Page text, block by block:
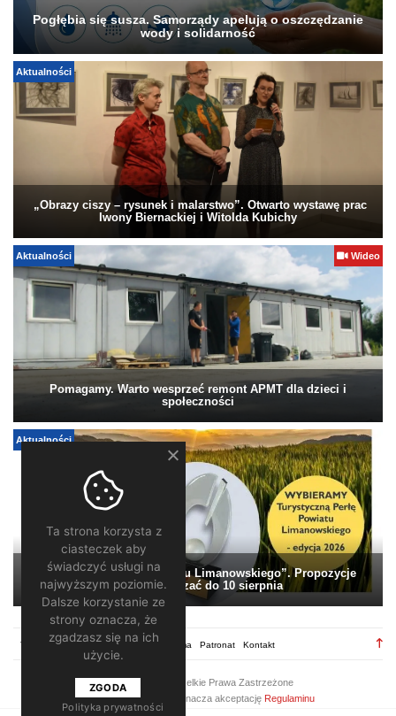
Pogłębia się susza. Samorządy apelują o oszczędzanie
wody i solidarność
Aktualności
„Obrazy ciszy – rysunek i malarstwo”. Otwarto wystawę prac
Iwony Biernackiej i Witolda Kubichy
Aktualności Wideo
Pomagamy. Warto wesprzeć remont APMT dla dzieci i
społeczności
Aktualności
„Turystyczna Perła Powiatu Limanowskiego”. Propozycje
można zgłaszać do 10 sierpnia
Regulamin Redakcja Reklama Patronat Kontakt
2026 ©
/ Wszelkie Prawa Zastrzeżone
Korzystanie z portalu oznacza akceptację Regulaminu
Ta strona korzysta z
ciasteczek aby
świadczyć usługi na
najwyższym poziomie.
Dalsze korzystanie ze
strony oznacza, że
zgadzasz się na ich
użycie.
ZGODA
Polityka prywatności